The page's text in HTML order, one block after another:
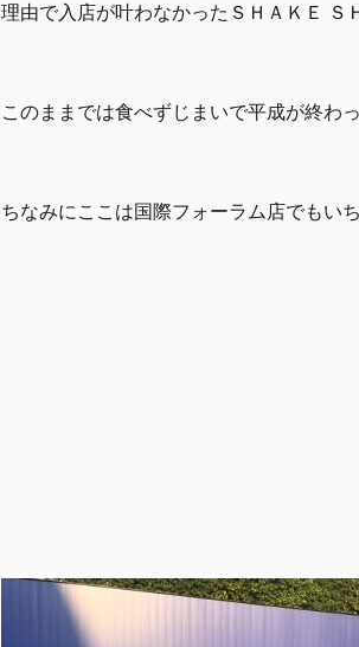
理由で入店が叶わなかったＳＨＡＫＥ Ｓ
このままでは食べずじまいで平成が終わ
ちなみにここは国際フォーラム店でもい